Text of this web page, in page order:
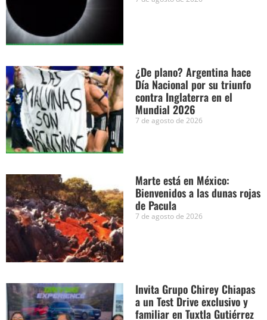
¿De plano? Argentina hace
Día Nacional por su triunfo
contra Inglaterra en el
Mundial 2026
7 de agosto de 2026
Marte está en México:
Bienvenidos a las dunas rojas
de Pacula
7 de agosto de 2026
Invita Grupo Chirey Chiapas
a un Test Drive exclusivo y
familiar en Tuxtla Gutiérrez